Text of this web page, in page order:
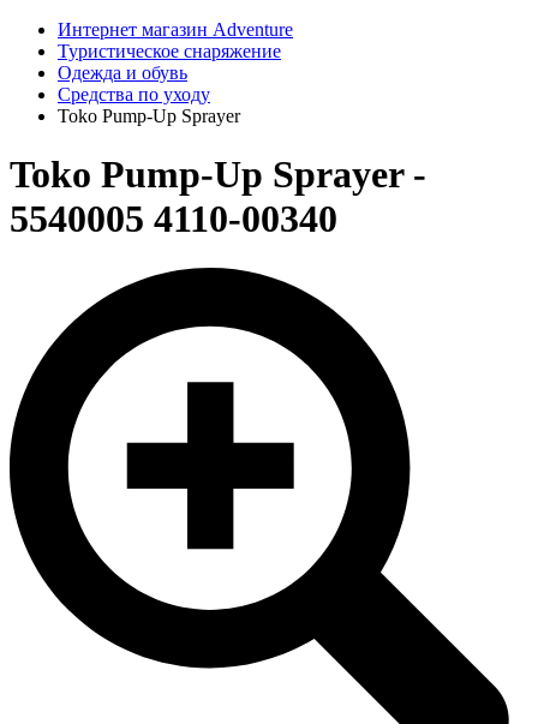
Интернет магазин Adventure
Туристическое снаряжение
Одежда и обувь
Средства по уходу
Toko Pump-Up Sprayer
Toko Pump-Up Sprayer -
5540005 4110-00340